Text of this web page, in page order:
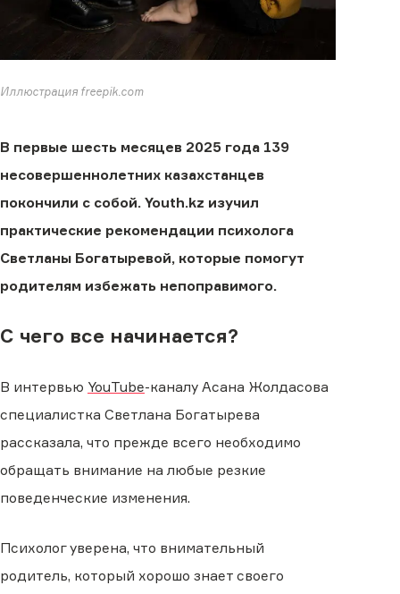
Иллюстрация freepik.com
В первые шесть месяцев 2025 года 139
несовершеннолетних казахстанцев
покончили с собой. Youth.kz изучил
практические рекомендации психолога
Светланы Богатыревой, которые помогут
родителям избежать непоправимого.
С чего все начинается?
В интервью YouTube-каналу Асана Жолдасова
специалистка Светлана Богатырева
рассказала, что прежде всего необходимо
обращать внимание на любые резкие
поведенческие изменения.
Психолог уверена, что внимательный
родитель, который хорошо знает своего